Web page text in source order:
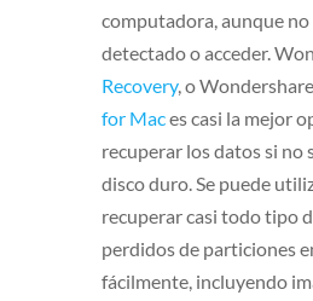
computadora, aunque no
detectado o acceder.
Recovery, o Wondershare
for Maces casi la mejor
recuperar los datos si no
disco duro. Se puede
recuperar casi todo tipo
perdidos de particiones
fácilmente, incluyendo